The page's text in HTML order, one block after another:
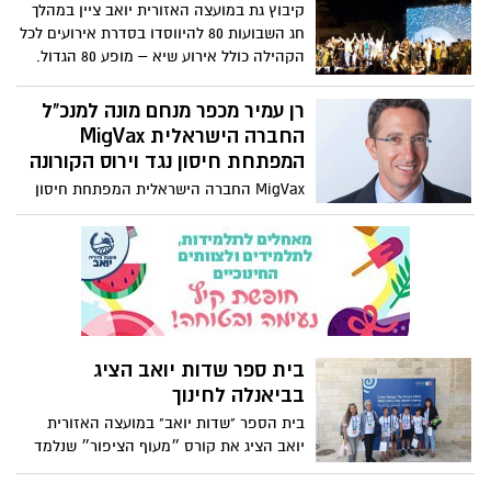
בשלבים מתקדמים.
קיבוץ גת במועצה האזורית יואב ציין במהלך
חג השבועות 80 להיווסדו בסדרת אירועים לכל
הקהילה כולל אירוע שיא – מופע 80 הגדול.
שבועות המסורתי שבמרכזו מבוך באלות קש,
נפגשו יוצאי הקיבוץ לדורותיו בכנס מחזורים
נוסטלגי ומרגש.
רן עמיר מכפר מנחם מונה למנכ"ל
החברה הישראלית MigVax
המפתחת חיסון נגד וירוס הקורונה
MigVax החברה הישראלית המפתחת חיסון
אוראלי לוירוס הקורונה COVID-19 הודיעה על
מינויו של רן עמיר מכפר מנחם למנכ"ל
החברה.
בית ספר שדות יואב הציג
בביאנלה לחינוך
בית הספר "שדות יואב" במועצה האזורית
יואב הציג את קורס ״מעוף הציפור״ שנלמד
במסגרת תוכנית אמירים כמודל לרקמת